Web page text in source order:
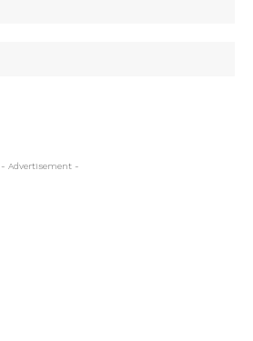
- Advertisement -